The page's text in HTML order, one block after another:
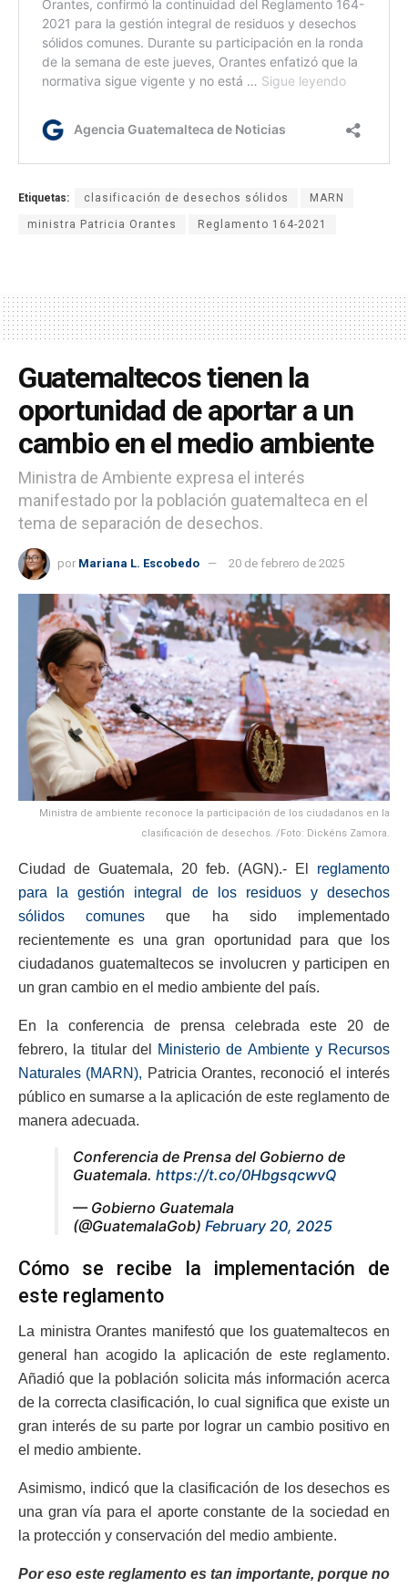
Etiquetas: clasificación de desechos sólidos MARN
ministra Patricia Orantes Reglamento 164-2021
Guatemaltecos tienen la
oportunidad de aportar a un
cambio en el medio ambiente
Ministra de Ambiente expresa el interés
manifestado por la población guatemalteca en el
tema de separación de desechos.
por Mariana L. Escobedo 20 de febrero de 2025
Ministra de ambiente reconoce la participación de los ciudadanos en la
clasificación de desechos. /Foto: Dickéns Zamora.
Ciudad de Guatemala, 20 feb. (AGN).- El reglamento
para la gestión integral de los residuos y desechos
sólidos comunes que ha sido implementado
recientemente es una gran oportunidad para que los
ciudadanos guatemaltecos se involucren y participen en
un gran cambio en el medio ambiente del país.
En la conferencia de prensa celebrada este 20 de
febrero, la titular del
Ministerio de Ambiente y Recursos
Naturales (MARN), Patricia Orantes, reconoció el interés
público en sumarse a la aplicación de este reglamento de
manera adecuada.
Conferencia de Prensa del Gobierno de
Guatemala. https://t.co/0HbgsqcwvQ
— Gobierno Guatemala
(@GuatemalaGob) February 20, 2025
Cómo se recibe la implementación de
este reglamento
La ministra Orantes manifestó que los guatemaltecos en
general han acogido la aplicación de este reglamento.
Añadió que la población solicita más información acerca
de la correcta clasificación, lo cual significa que existe un
gran interés de su parte por lograr un cambio positivo en
el medio ambiente.
Asimismo, indicó que la clasificación de los desechos es
una gran vía para el aporte constante de la sociedad en
la protección y conservación del medio ambiente.
Por eso este reglamento es tan importante, porque no